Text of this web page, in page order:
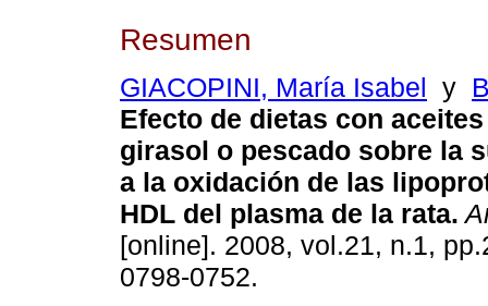
Resumen
GIACOPINI, María Isabel y
Efecto de dietas con
girasol o pescado sobre la
a la oxidación de las
HDL del plasma de la rata.
[online]. 2008, vol.21, n.1,
0798-0752.